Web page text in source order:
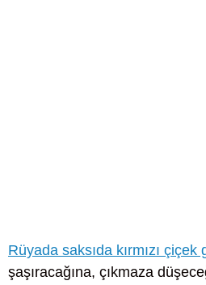
Rüyada saksıda kırmızı çiçek
şaşıracağına, çıkmaza